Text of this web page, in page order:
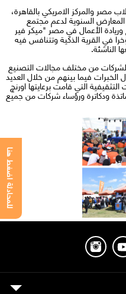
مصر والمركز الامريكي بالقاهرة،
المعارض السنوية لدعم مجتمع
وريادة الأعمال في مصر "ميكر فير
مؤخرا في القرية الذكية وتتنافس فيه
الناشئة.
2020" الأفراد والشركات من مختلف مجالات التصنيع
فيما بينهم من خلال العديد
التي قامت برعايتها اورنچ
ودكاترة ورؤساء شركات من جميع
للمحادثة اضغط هنا